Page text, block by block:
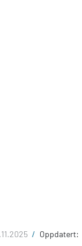
/ Oppdatert: